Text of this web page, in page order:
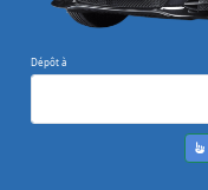
Dépôt à